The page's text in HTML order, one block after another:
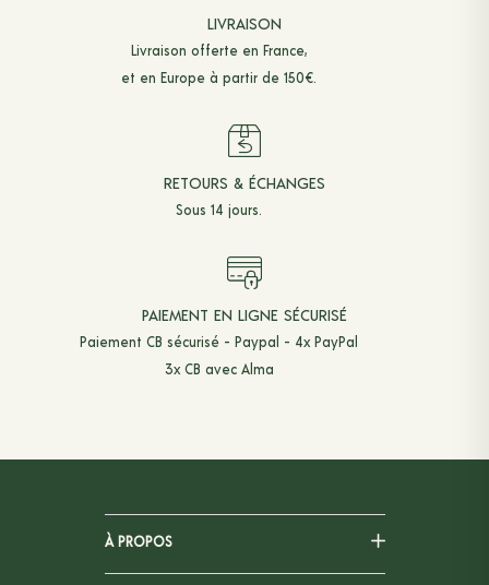
LIVRAISON
Livraison offerte en France,
et en Europe à partir de 150€.
RETOURS & ÉCHANGES
Sous 14 jours.
PAIEMENT EN LIGNE SÉCURISÉ
Paiement CB sécurisé - Paypal - 4x PayPal
3x CB avec Alma
À PROPOS